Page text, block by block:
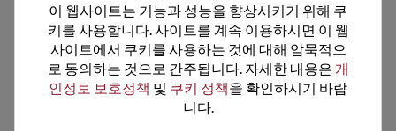
추천 대체 제품
이 웹사이트는 기능과 성능을 향상시키기 위해 쿠
키를 사용합니다. 사이트를 계속 이용하시면 이 웹
사이트에서 쿠키를 사용하는 것에 대해 암묵적으
로 동의하는 것으로 간주됩니다. 자세한 내용은 개
인정보 보호정책 및 쿠키 정책을 확인하시기 바랍
니다.